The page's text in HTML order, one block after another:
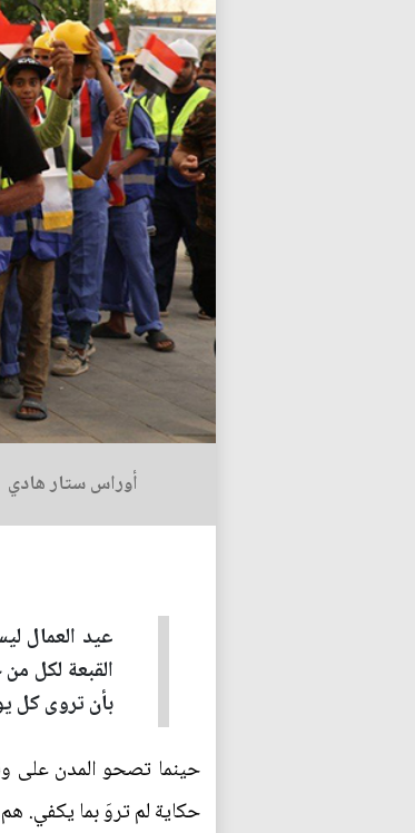
أوراس ستار هادي
عيد العمال
القبعة لكل
بأن تروى كل
حينما تصحو المدن على
حكاية لم تروَ بما يكفي.